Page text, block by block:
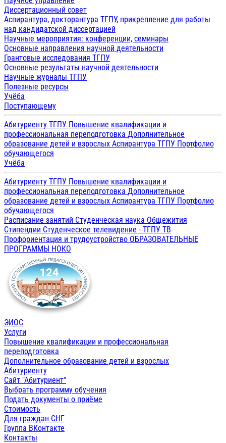
Диссертационный совет
Аспирантура, докторантура ТГПУ, прикрепление для работы
над кандидатской диссертацией
Научные мероприятия: конференции, семинары
Основные направления научной деятельности
Грантовые исследования ТГПУ
Основные результаты научной деятельности
Научные журналы ТГПУ
Полезные ресурсы
Учёба
Поступающему
Абитуриенту ТГПУ Повышение квалификации и
профессиональная переподготовка Дополнительное
образование детей и взрослых Аспирантура ТГПУ Портфолио
обучающегося
Учёба
Абитуриенту ТГПУ Повышение квалификации и
профессиональная переподготовка Дополнительное
образование детей и взрослых Аспирантура ТГПУ Портфолио
обучающегося
Расписание занятий Студенческая наука Общежития
Стипендии Студенческое телевидение - ТГПУ ТВ
Профориентация и трудоустройство ОБРАЗОВАТЕЛЬНЫЕ
ПРОГРАММЫ НОКО
ЭИОС
Услуги
Повышение квалификации и профессиональная
переподготовка
Дополнительное образование детей и взрослых
Абитуриенту
Сайт "Абитуриент"
Выбрать программу обучения
Подать документы о приёме
Стоимость
Для граждан СНГ
Группа ВКонтакте
Контакты